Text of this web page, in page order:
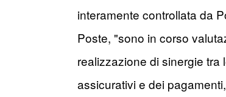
interamente controllata da
Poste, "sono in corso
realizzazione di sinergie
assicurativi e dei